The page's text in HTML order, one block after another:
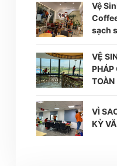
Vệ
sạch
VỆ
PHÁP
TOÀN
VÌ
KỲ